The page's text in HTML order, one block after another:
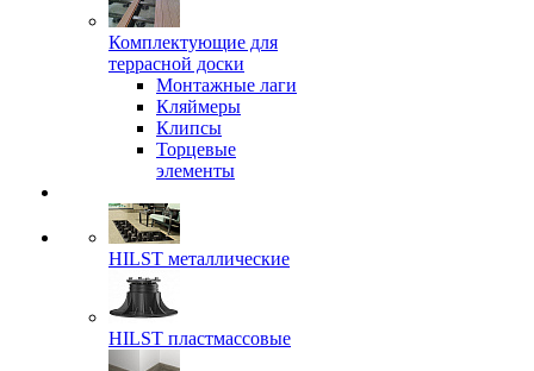
Комплектующие для
террасной доски
Монтажные лаги
Кляймеры
Клипсы
Торцевые
элементы
HILST металлические
HILST пластмассовые